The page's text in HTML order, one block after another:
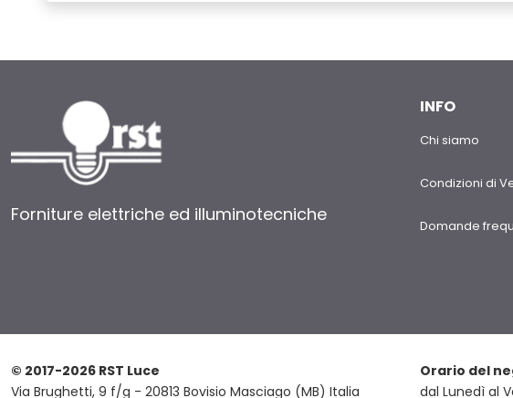
Forniture elettriche ed illuminotecniche
INFO
Chi siamo
Condizioni di
Domande
© 2017-2026 RST Luce
Via Brughetti, 9 f/g - 20813 Bovisio Masciago (MB) Italia
Orario del
dal Lunedì al